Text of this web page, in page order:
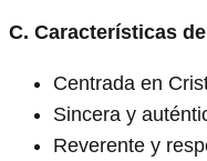
C. Características
Centrada en
Sincera y
Reverente y